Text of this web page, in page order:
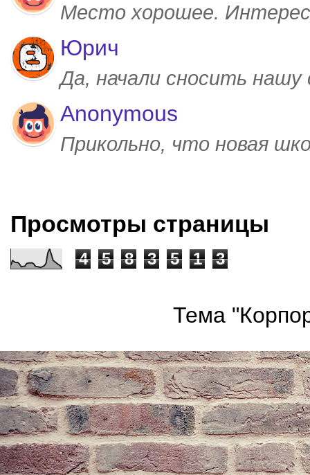
Место хорошее.
Юрич
Да, начали сносить
Anonymous
Прикольно, что новая
Просмотры страницы
4 5 8 3 5 1 3
Тема